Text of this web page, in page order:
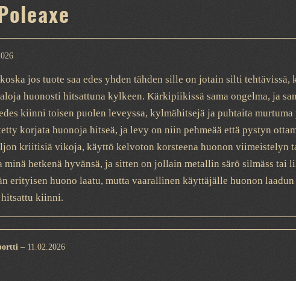
jos tuote saa edes yhden tähden sille on jotain silti
huonosti hitsattuna kylkeen. Kärkipiikissä sama ongelma, ja
kiinni toisen puolen leveyssa, kylmähitsejä ja puhtaita
korjata huonoja hitseä, ja levy on niin pehmeää että pystyn
kriitisiä vikoja, käyttö kelvoton korsteena huonon viimeistelyn
minä hetkenä hyvänsä, ja sitten on jollain metallin särö silmäss tai
erityisen huono laatu, mutta vaarallinen käyttäjälle huonon
kiinni.
– 11.02.2026